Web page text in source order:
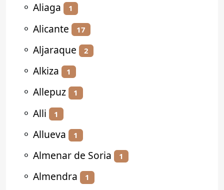
⚬ Aliaga 1
⚬ Alicante 17
⚬ Aljaraque 2
⚬ Alkiza 1
⚬ Allepuz 1
⚬ Alli 1
⚬ Allueva 1
⚬ Almenar de Soria 1
⚬ Almendra 1